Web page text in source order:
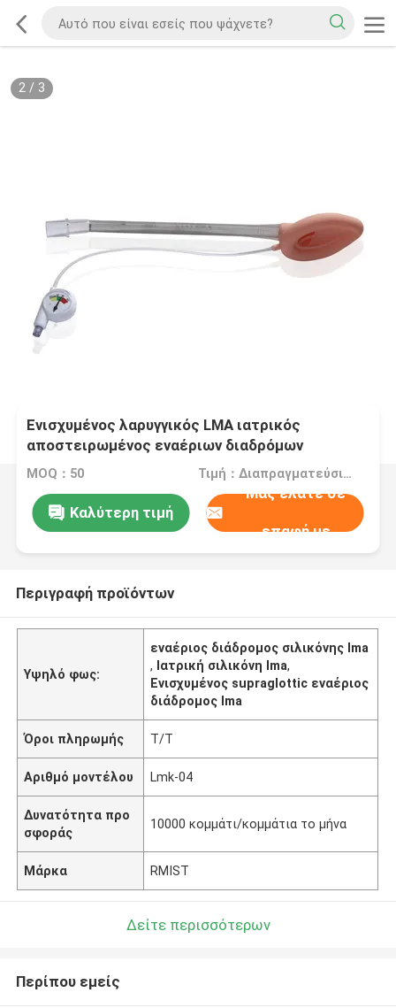
2/ 3
Ενισχυμένος λαρυγγικός LMA ιατρικός
αποστειρωμένος εναέριων διαδρόμων
σιλικόνης Supraglottic
MOQ：50 Τιμή：Διαπραγματεύσιμα
Καλύτερη τιμή
Μας ελάτε σε
επαφή με
Περιγραφή προϊόντων
Υψηλό φως:
εναέριος διάδρομος σιλικόνης lma
, Ιατρική σιλικόνη lma,
Ενισχυμένος supraglottic εναέριος
διάδρομος lma
Όροι πληρωμής T/T
Αριθμό μοντέλου Lmk-04
Δυνατότητα προ
σφοράς
10000 κομμάτι/κομμάτια το μήνα
Μάρκα RMIST
Δείτε περισσότερων
Περίπου εμείς